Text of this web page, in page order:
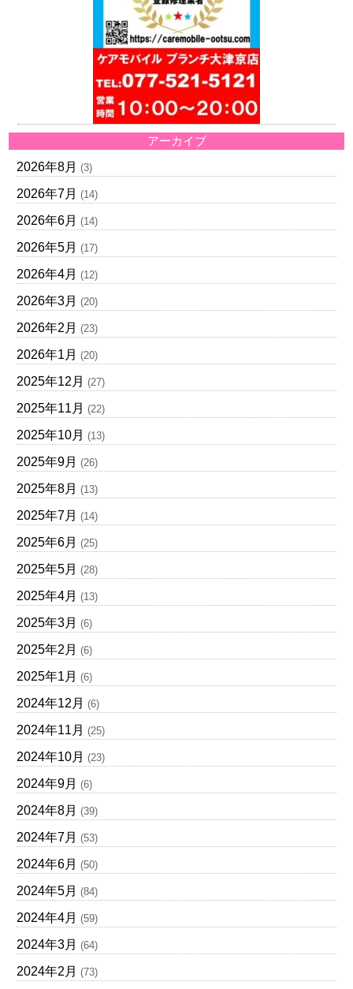
アーカイブ
2026年8月 (3)
2026年7月 (14)
2026年6月 (14)
2026年5月 (17)
2026年4月 (12)
2026年3月 (20)
2026年2月 (23)
2026年1月 (20)
2025年12月 (27)
2025年11月 (22)
2025年10月 (13)
2025年9月 (26)
2025年8月 (13)
2025年7月 (14)
2025年6月 (25)
2025年5月 (28)
2025年4月 (13)
2025年3月 (6)
2025年2月 (6)
2025年1月 (6)
2024年12月 (6)
2024年11月 (25)
2024年10月 (23)
2024年9月 (6)
2024年8月 (39)
2024年7月 (53)
2024年6月 (50)
2024年5月 (84)
2024年4月 (59)
2024年3月 (64)
2024年2月 (73)